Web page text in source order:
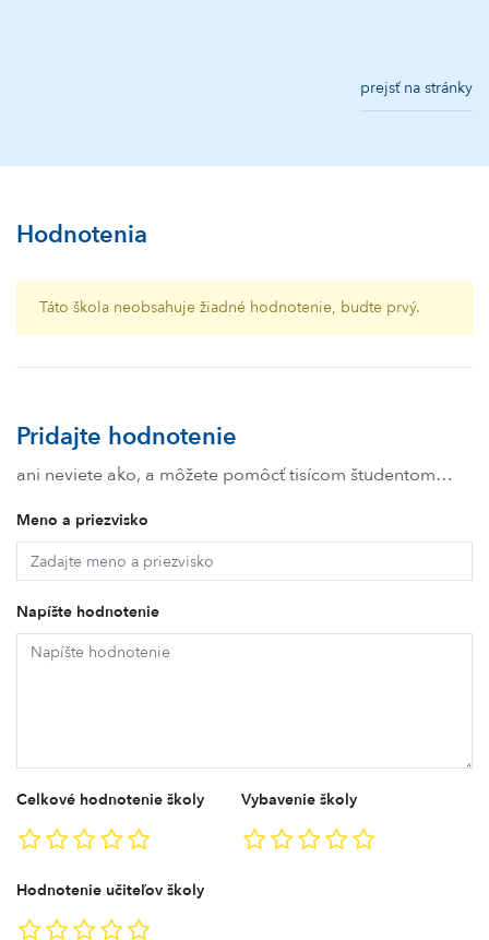
prejsť na stránky
Hodnotenia
Táto škola neobsahuje žiadné hodnotenie, budte prvý.
Pridajte hodnotenie
ani neviete ako, a môžete pomôcť tisícom študentom…
Meno a priezvisko
Napíšte hodnotenie
Celkové hodnotenie školy Vybavenie školy
Hodnotenie učiteľov školy